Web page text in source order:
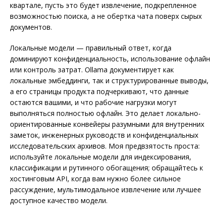
квартале, пусть это будет извлечение, подкрепленное
возможностью поиска, а не обертка чата поверх сырых
документов.
Локальные модели — правильный ответ, когда
доминируют конфиденциальность, использование офлайн
или контроль затрат. Ollama документирует как
локальные эмбеддинги, так и структурированные выводы,
а его страницы продукта подчеркивают, что данные
остаются вашими, и что рабочие нагрузки могут
выполняться полностью офлайн. Это делает локально-
ориентированные конвейеры разумными для внутренних
заметок, инженерных руководств и конфиденциальных
исследовательских архивов. Моя предвзятость проста:
используйте локальные модели для индексирования,
классификации и рутинного обогащения; обращайтесь к
хостинговым API, когда вам нужно более сильное
рассуждение, мультимодальное извлечение или лучшее
доступное качество модели.